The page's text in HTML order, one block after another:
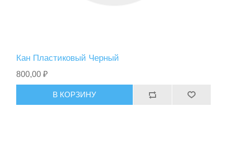
Кан Пластиковый Черный
800,00 ₽
В КОРЗИНУ